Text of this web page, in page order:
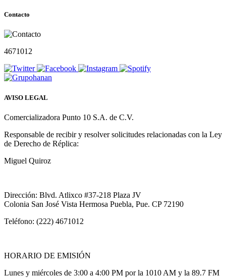
Contacto
4671012
AVISO LEGAL
Comercializadora Punto 10 S.A. de C.V.
Responsable de recibir y resolver solicitudes relacionadas con la Ley
de Derecho de Réplica:
Miguel Quiroz
Dirección: Blvd. Atlixco #37-218 Plaza JV
Colonia San José Vista Hermosa Puebla, Pue. CP 72190
Teléfono: (222) 4671012
HORARIO DE EMISIÓN
Lunes y miércoles de 3:00 a 4:00 PM por la 1010 AM y la 89.7 FM